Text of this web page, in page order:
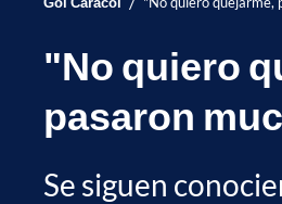
"No quiero
pasaron
Se siguen